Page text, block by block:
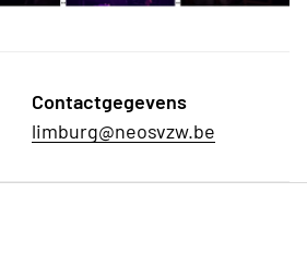
Contactgegevens
limburg@neosvzw.be